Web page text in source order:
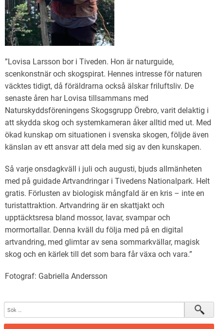
”Lovisa Larsson bor i Tiveden. Hon är naturguide,
scenkonstnär och skogspirat. Hennes intresse för naturen
väcktes tidigt, då föräldrarna också älskar friluftsliv. De
senaste åren har Lovisa tillsammans med
Naturskyddsföreningens Skogsgrupp Örebro, varit delaktig i
att skydda skog och systemkameran åker alltid med ut. Med
ökad kunskap om situationen i svenska skogen, följde även
känslan av ett ansvar att dela med sig av den kunskapen.
Så varje onsdagkväll i juli och augusti, bjuds allmänheten
med på guidade Artvandringar i Tivedens Nationalpark. Helt
gratis. Förlusten av biologisk mångfald är en kris – inte en
turistattraktion. Artvandring är en skattjakt och
upptäcktsresa bland mossor, lavar, svampar och
mormortallar. Denna kväll du följa med på en digital
artvandring, med glimtar av sena sommarkvällar, magisk
skog och en kärlek till det som bara får växa och vara.”
Fotograf: Gabriella Andersson